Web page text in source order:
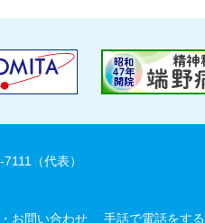
（代表）
お問い合わせ 手話で電話をする